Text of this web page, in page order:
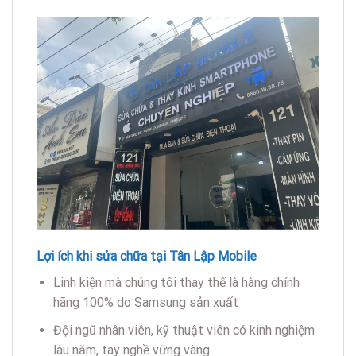
Lợi ích khi sửa chữa tại Tân Lập Mobile
Linh kiện mà chúng tôi thay thế là hàng chính
hãng 100% do Samsung sản xuất
Đội ngũ nhân viên, kỹ thuật viên có kinh nghiệm
lâu năm, tay nghề vững vàng.